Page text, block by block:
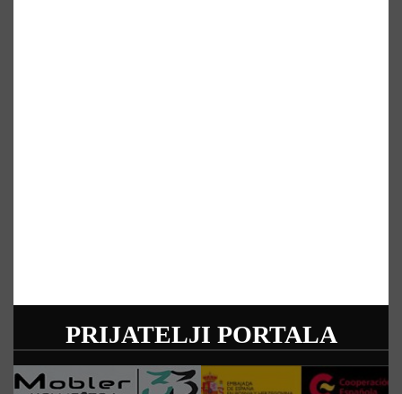
PRIJATELJI PORTALA